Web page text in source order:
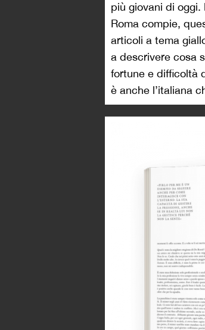
più giovani di
Roma compie,
articoli a tema
a descrivere cosa
fortune e difficoltà
è anche l’italiana